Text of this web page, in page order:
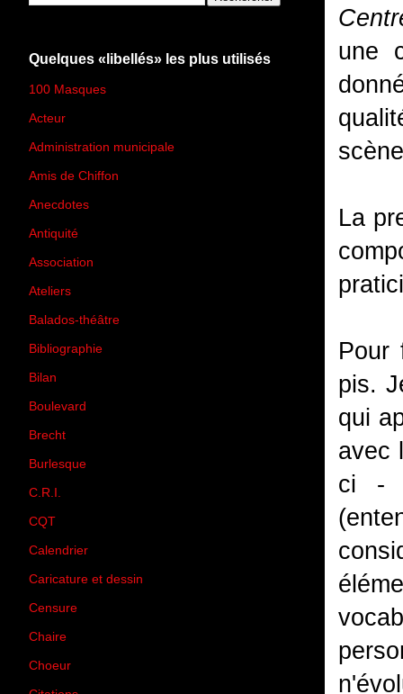
une
La
Pour
pis.
qui
avec
ci -
Quelques «libellés» les plus utilisés
100 Masques
Acteur
Administration municipale
Amis de Chiffon
Anecdotes
Antiquité
Association
Ateliers
Balados-théâtre
Bibliographie
Bilan
Boulevard
Brecht
Burlesque
C.R.I.
CQT
Calendrier
Caricature et dessin
Censure
Chaire
Choeur